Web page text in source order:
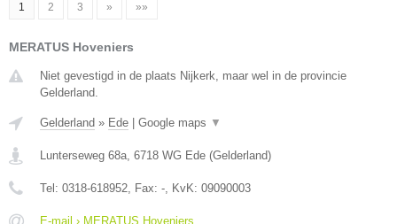
1 2 3 » »»
MERATUS Hoveniers
Niet gevestigd in de plaats Nijkerk, maar wel in de provincie
Gelderland.
Gelderland » Ede Google maps ▼
Lunterseweg 68a, 6718 WG Ede (Gelderland)
Tel: 0318-618952, Fax: -, KvK: 09090003
E-mail › MERATUS Hoveniers